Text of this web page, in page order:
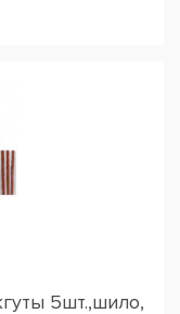
5шт.,шило,